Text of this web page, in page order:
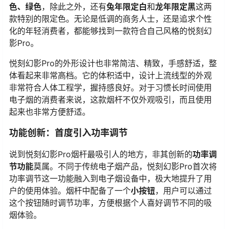
色、绿色，除此之外，还有兔年限定白和龙年限定黑这两
款特别的限定色。无论是低调的商务人士，还是追求个性
化的年轻消费者，都能够找到一款符合自己风格的悦刻幻
影Pro。
悦刻幻影Pro的外形设计也非常简洁、精致，手感舒适，整
体看起来非常高档。它的体积适中，设计上流线型的外观
非常符合人体工程学，握持感良好。对于习惯长时间使用
电子烟的消费者来说，这款烟杆不仅外观吸引，而且使用
起来也非常方便舒适。
功能创新：首度引入功率调节
说到悦刻幻影Pro烟杆最吸引人的地方，非其创新的功率调
节功能莫属。不同于传统电子烟产品，悦刻幻影Pro首次将
功率调节这一功能融入到电子烟设备中，极大地提升了用
户的使用体验。烟杆中配备了一个小按钮，用户可以通过
这个按钮随时调节功率，方便根据个人喜好调节不同的吸
烟体验。